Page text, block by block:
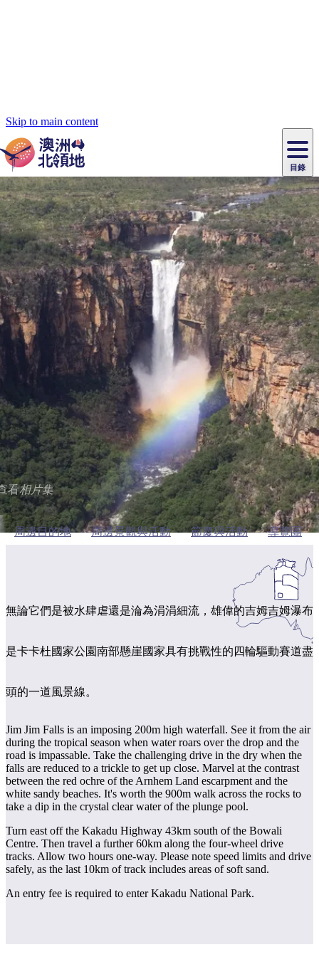
Skip to main content
目錄
主
目
錄
必
訪
景
點
最
受
歡
迎
目
的
地
內
陸
和
戶
按
區
達
爾
文
愛
麗
斯
泉
烏
魯
魯
卡
卡
杜
國
家
園
李
治
菲
特
國
家
公
園
瓦
塔
卡
家
公
園
提
維
群
島
東
阿
納
姆
地
馬
塔
蘭
卡
溫
泉
池
尼
特
米
魯
克
國
家
公
園
卡
魯
卡
魯
/
魔
鬼
大
理
石
保
區
馬
古
克
茨
奧
里
查
/
西
麥
克
唐
納
家
公
園
必
玩
活
動
體
驗
旅
客
類
型
推
薦
榜
住
民
文
化
體
驗
美
食
攻
略
節
慶
與
活
動
戶
外
和
險
自
然
和
野
生
動
植
物
歷
與
文
物
釣
魚
豪
華
旅
游
露
營
和
豪
華
野
營
自
駕
遊
劃
的
旅
行
規
劃
和
預
訂
實
用
資
訊
劃
具
住
宿
導
覽
團
租
車
和
交
通
工
具
搜
尋:
Sign
up
周邊目的地
吉姆吉姆瀑布
MyTrip - Add to my trip
看相片集
周邊目的地 周邊景觀與活動 節慶與活動 導覽團
無論它們是被水肆虐還是淪為涓涓細流，雄偉的吉姆吉姆瀑布
是卡卡杜國家公園南部懸崖國家具有挑戰性的四輪驅動賽道盡
頭的一道風景線。
Jim Jim Falls is an imposing 200m high waterfall. See it from the air
during the tropical season when water roars over the drop and the
road is impassable. Take the challenging drive in the dry when the
falls are reduced to a trickle to get up close. Marvel at the contrast
between the red ochre of the Arnhem Land escarpment and the
white sandy beaches. It's worth the 900m walk across the rocks to
take a dip in the crystal clear water of the plunge pool.
Turn east off the Kakadu Highway 43km south of the Bowali
Centre. Then travel a further 60km along the four-wheel drive
tracks. Allow two hours one-way. Please note speed limits and drive
safely, as the last 10km of track includes areas of soft sand.
An entry fee is required to enter Kakadu National Park.